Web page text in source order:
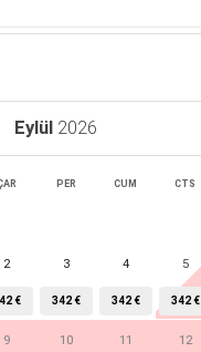
Eylül 2026
PER CUM CTS
2
€
3
342 €
4
342 €
5
342 €
9 10 11 12